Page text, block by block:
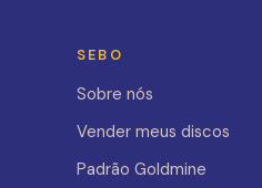
SEBO
Sobre nós
Vender meus discos
Padrão Goldmine